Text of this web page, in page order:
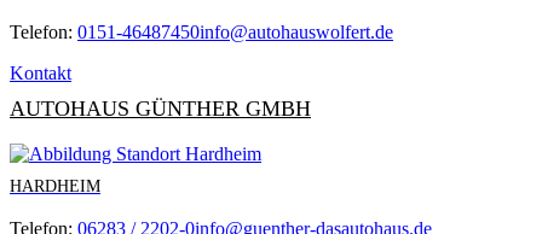
Telefon: 0151-46487450info@autohauswolfert.de
Kontakt
AUTOHAUS GÜNTHER GMBH
HARDHEIM
Telefon: 06283 / 2202-0info@guenther-dasautohaus.de